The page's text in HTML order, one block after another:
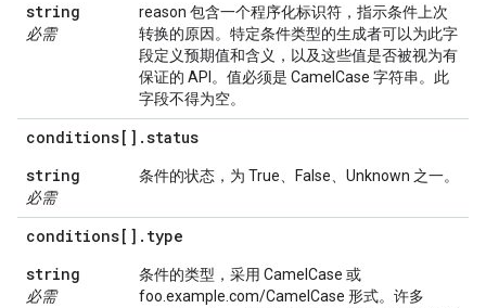
string
必需
reason 包含一个程序化标识符，指示条件上次
转换的原因。特定条件类型的生成者可以为此字
段定义预期值和含义，以及这些值是否被视为有
保证的 API。值必须是 CamelCase 字符串。此
字段不得为空。
conditions[] .status
string
必需
条件的状态，为 True、False、Unknown 之一。
conditions[] . type
string
必需
条件的类型，采用 CamelCase 或
foo.example.com/CamelCase 形式。许多